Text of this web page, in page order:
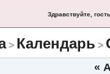
Здравствуйте, гость
> Календарь >
«